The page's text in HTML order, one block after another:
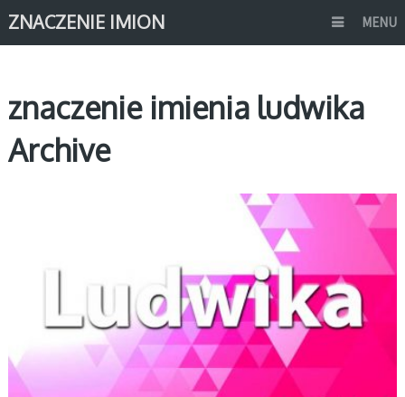
ZNACZENIE IMION MENU
znaczenie imienia ludwika
Archive